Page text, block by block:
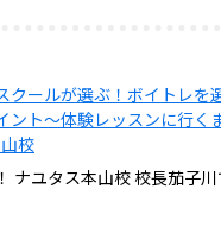
クールが選ぶ！ボイトレを
ント〜体験レッスンに行く
校
ナユタス本山校 校長茄子